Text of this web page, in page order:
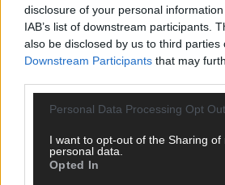
disclosure of your personal
IAB’s list of downstream participants.
also be disclosed by us to third parties
Downstream Participants that may
Personal Data Processing Opt
I want to opt-out of the Sharing of
personal data.
Opted In
SCHNELL ZUM RESSORT